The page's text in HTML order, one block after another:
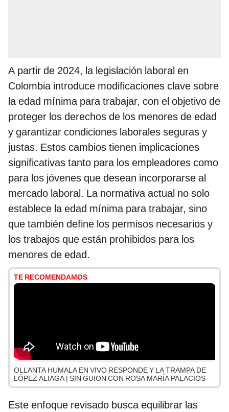
A partir de 2024, la legislación laboral en
Colombia introduce modificaciones clave sobre
la edad mínima para trabajar, con el objetivo de
proteger los derechos de los menores de edad
y garantizar condiciones laborales seguras y
justas. Estos cambios tienen implicaciones
significativas tanto para los empleadores como
para los jóvenes que desean incorporarse al
mercado laboral. La normativa actual no solo
establece la edad mínima para trabajar, sino
que también define los permisos necesarios y
los trabajos que están prohibidos para los
menores de edad.
TE RECOMENDAMOS
OLLANTA HUMALA EN VIVO RESPONDE Y LA TRAMPA DE
LÓPEZ ALIAGA | SIN GUION CON ROSA MARÍA PALACIOS
Este enfoque revisado busca equilibrar las